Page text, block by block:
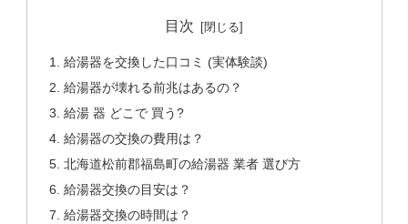
目次
給湯器を交換した口コミ (実体験談)
給湯器が壊れる前兆はあるの？
給湯 器 どこで 買う?
給湯器の交換の費用は？
北海道松前郡福島町の給湯器 業者 選び方
給湯器交換の目安は？
給湯器交換の時間は？